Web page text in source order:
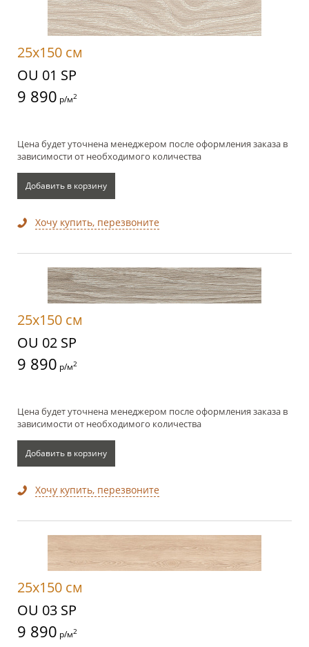
25x150 см
OU 01 SP
9 890 р/м2
Цена будет уточнена менеджером после оформления заказа в
зависимости от необходимого количества
Добавить в корзину
Хочу купить, перезвоните
25x150 см
OU 02 SP
9 890 р/м2
Цена будет уточнена менеджером после оформления заказа в
зависимости от необходимого количества
Добавить в корзину
Хочу купить, перезвоните
25x150 см
OU 03 SP
9 890 р/м2